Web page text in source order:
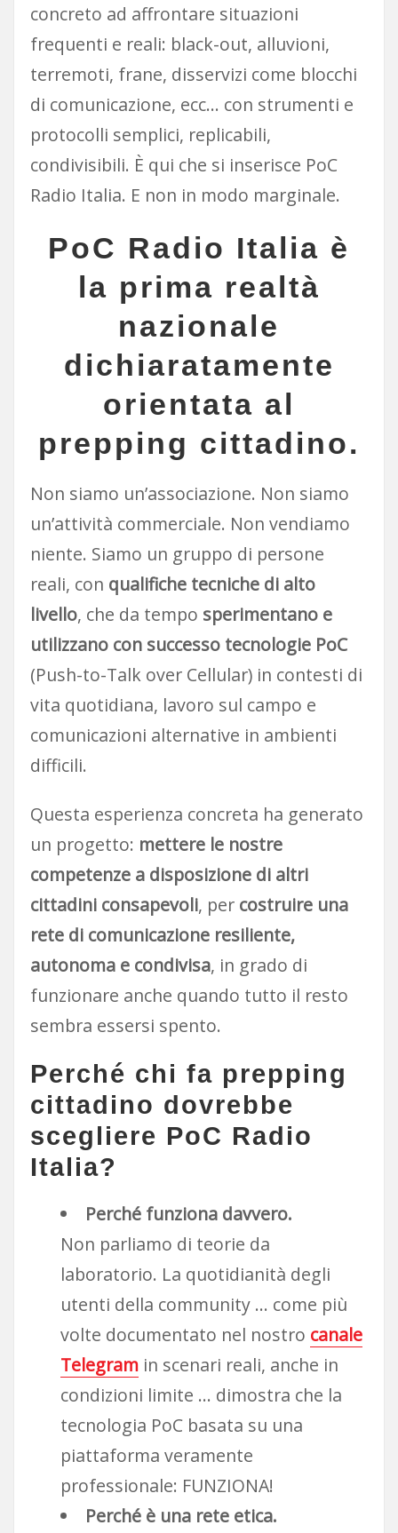
concreto ad affrontare situazioni
frequenti e reali: black-out, alluvioni,
terremoti, frane, disservizi come blocchi
di comunicazione, ecc… con strumenti e
protocolli semplici, replicabili,
condivisibili. È qui che si inserisce PoC
Radio Italia. E non in modo marginale.
PoC Radio Italia è
la prima realtà
nazionale
dichiaratamente
orientata al
prepping cittadino.
Non siamo un’associazione. Non siamo
un’attività commerciale. Non vendiamo
niente. Siamo un gruppo di persone
reali, con qualifiche tecniche di alto
livello, che da tempo sperimentano e
utilizzano con successo tecnologie PoC
(Push-to-Talk over Cellular) in contesti di
vita quotidiana, lavoro sul campo e
comunicazioni alternative in ambienti
difficili.
Questa esperienza concreta ha generato
un progetto: mettere le nostre
competenze a disposizione di altri
cittadini consapevoli, per costruire una
rete di comunicazione resiliente,
autonoma e condivisa, in grado di
funzionare anche quando tutto il resto
sembra essersi spento.
Perché chi fa prepping
cittadino dovrebbe
scegliere PoC Radio
Italia?
Perché funziona davvero.
Non parliamo di teorie da
laboratorio. La quotidianità degli
utenti della community … come più
volte documentato nel nostro canale
Telegram in scenari reali, anche in
condizioni limite … dimostra che la
tecnologia PoC basata su una
piattaforma veramente
professionale: FUNZIONA!
Perché è una rete etica.